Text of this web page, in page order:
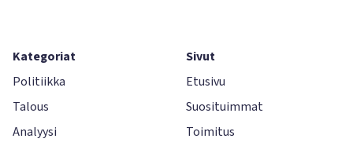
Kategoriat
Politiikka
Talous
Analyysi
Sivut
Etusivu
Suosituimmat
Toimitus